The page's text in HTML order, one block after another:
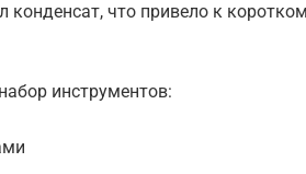
конденсат, что привело к
инструментов: